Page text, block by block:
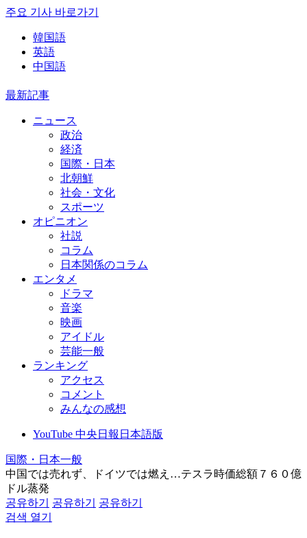
주요 기사 바로가기
韓国語
英語
中国語
最新記事
ニュース
政治
経済
国際・日本
北朝鮮
社会・文化
スポーツ
オピニオン
社説
コラム
日本関係のコラム
エンタメ
ドラマ
音楽
映画
アイドル
芸能一般
ランキング
アクセス
コメント
みんなの感想
YouTube 中央日報日本語版
国際・日本一般
中国では売れず、ドイツでは燃え…テスラ時価総額７６０億
ドル蒸発
공유하기
공유하기
공유하기
검색 열기